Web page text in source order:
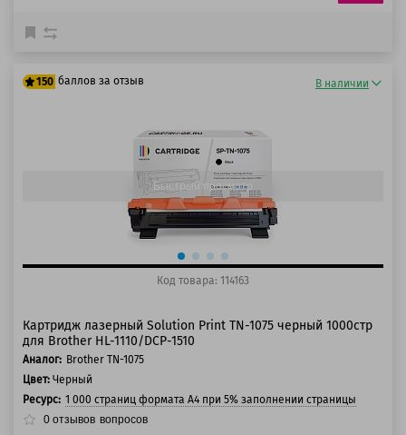
150 баллов за отзыв В наличии
Быстрый просмотр
Код товара: 114163
Картридж лазерный Solution Print TN-1075 черный 1000стр
для Brother HL-1110/DCP-1510
Аналог: Brother TN-1075
Цвет: Черный
Ресурс: 1 000 страниц формата А4 при 5% заполнении страницы
0 отзывов вопросов